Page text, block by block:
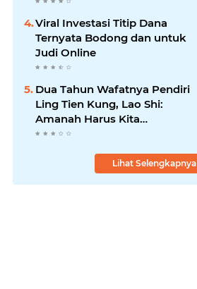
Viral Investasi Titip Dana
Ternyata Bodong dan untuk
Judi Online
Dua Tahun Wafatnya Pendiri
Ling Tien Kung, Lao Shi:
Amanah Harus Kita
Laksanakan!
Lihat Selengkapnya